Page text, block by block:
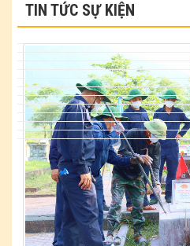
TIN TỨC SỰ KIỆN